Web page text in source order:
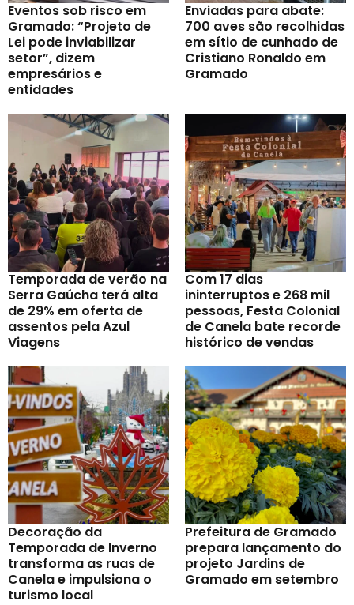
Eventos sob risco em
Gramado: “Projeto de
Lei pode inviabilizar
setor”, dizem
empresários e
entidades
Enviadas para abate:
700 aves são recolhidas
em sítio de cunhado de
Cristiano Ronaldo em
Gramado
Temporada de verão na
Serra Gaúcha terá alta
de 29% em oferta de
assentos pela Azul
Viagens
Com 17 dias
ininterruptos e 268 mil
pessoas, Festa Colonial
de Canela bate recorde
histórico de vendas
Decoração da
Temporada de Inverno
transforma as ruas de
Canela e impulsiona o
turismo local
Prefeitura de Gramado
prepara lançamento do
projeto Jardins de
Gramado em setembro